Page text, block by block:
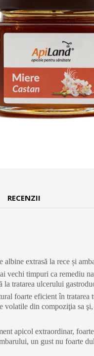
RECENZII
extrasă la rece și
vechi timpuri ca remediu
la tratarea ulcerului
foarte eficient în
volatile din compoziţia sa
apicol extraordinar,
un gust nu foarte